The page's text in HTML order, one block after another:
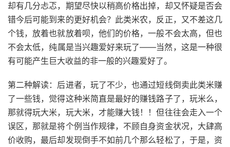
却有几分忐忑，期望尽快以稍高价格出掉，却又怀疑是否会
错今后可能到来的更好机会？此类米农，反正，又不差这几
个钱，放着也就放着呗，他们的价格，一般不会太高，但也
不会太低，纯属是当兴趣爱好来玩了——当然，这是一种很
有可能产生巨大收益的非一般的兴趣爱好了。
第二种解读：后进者，玩了不少，也通过短线倒卖此类米赚
了一些钱，觉得这种米简直是最好的赚钱路子了，玩米么，
那就得玩大米，玩大米，才能赚大钱！！但往往会走入一个
误区，那就是将个例当作规律，不顾自身资金状况，大肆高
价收购，最后却发现倒手不如前几个那么轻松了，于是，资